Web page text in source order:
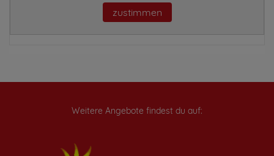
zustimmen
Weitere Angebote findest du auf: